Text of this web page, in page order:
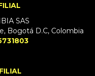
SAS
Bogotá D.C, Colombia